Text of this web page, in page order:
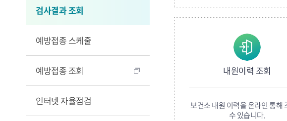
검사결과 조회
예방접종 스케줄
예방접종 조회
인터넷 자율점검
내원이력 조회
보건소 내원 이력을 온라인 통해
수 있습니다.